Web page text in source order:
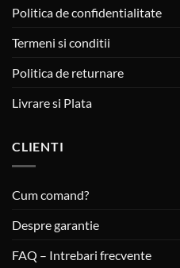
Politica de confidentialitate
Termeni si conditii
Politica de returnare
Livrare si Plata
CLIENTI
Cum comand?
Despre garantie
FAQ – Intrebari frecvente